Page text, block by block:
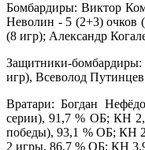
Бомбардиры: Виктор
Неволин - 5 (2+3) очков
(8 игр); Александр
Защитники-
игр), Всеволод
Вратари: Богдан
серии), 91,7 % ОБ; КН
победы), 93,1 % ОБ; КН
2 игры, 86,7 % ОБ; КН